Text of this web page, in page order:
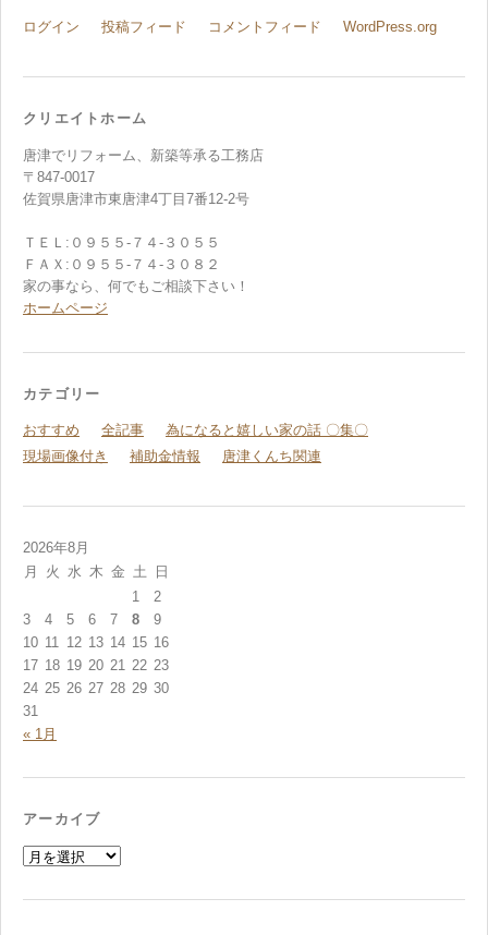
ログイン 投稿フィード コメントフィード WordPress.org
クリエイトホーム
唐津でリフォーム、新築等承る工務店
〒847-0017
佐賀県唐津市東唐津4丁目7番12-2号
ＴＥＬ:０９５５-７４-３０５５
ＦＡＸ:０９５５-７４-３０８２
家の事なら、何でもご相談下さい！
ホームページ
カテゴリー
おすすめ 全記事
為になると嬉しい家の話 〇集〇
現場画像付き
補助金情報 唐津くんち関連
2026年8月
月
火 水 木 金 土
日
1
2
3
4 5 6 7 8
9
10 11 12 13 14 15 16
17 18 19 20 21 22 23
24 25 26 27 28 29 30
31
« 1月
アーカイブ
ア
ー